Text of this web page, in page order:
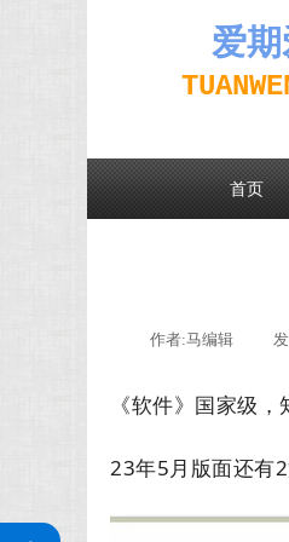
爱期
TUAN
首页
作者:马编辑
《软件》国家级
23年5月版面还有
关注公众号